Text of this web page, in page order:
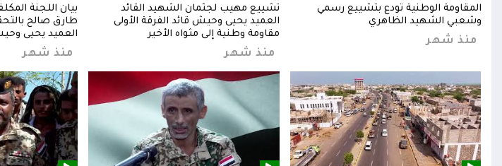
المقاومة الوطنية تودع بتشييع رسمي
وشعبي الشهيد الظاهري
منذ شهر
تشييع مهيب لجثمان الشهيد القائد
العميد يحيى وحيش قائد الفرقة الأولى
مقاومة وطنية إلى مثواه الأخير
منذ شهر
بيان اللجنة
طارق صالح
العميد يحيى
منذ شهر